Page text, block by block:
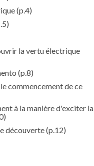
(p.4)
la vertu électrique
(p.8)
commencement de ce
à la manière d'exciter la
découverte(p.12)